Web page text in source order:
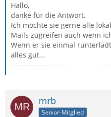
Hallo,
danke für die Antwort.
Ich möchte sie gerne alle
Mails zugreifen auch wenn
Wenn er sie einmal
alles gut...
mrb
Senior-Mitglied